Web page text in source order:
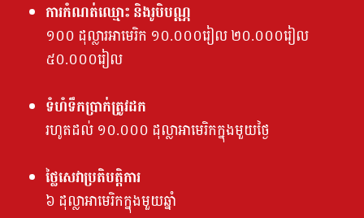
ការកំណត់ឈ្មោះ និងរូបិបណ្ណ
១០០ ដុល្លារអាមេរិក ១០.០០០រៀល ២០.០០០រៀល
៥០.០០០រៀល
ទំហំទឹកប្រាក់ត្រូវដក
រហូតដល់ ១០.០០០ ដុល្លាអាមេរិកក្នុងមួយថ្ងៃ
ថ្លៃសេវាប្រតិបត្តិការ
៦ ដុល្លាអាមេរិកក្នុងមួយឆ្នាំ